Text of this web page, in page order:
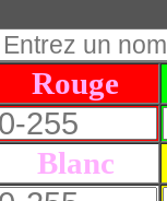
Rouge
Blanc